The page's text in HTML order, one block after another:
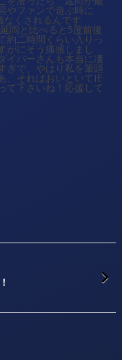
やファンで遊ぶ時に
なくされるんです
岡と比べると5度前後
二時間くらい入りっ
がにそう痛感しまし
イバーさんも本当に凄
ぎで、やはり私を筆頭
、それはおいといてIE
て下さいね！応援して